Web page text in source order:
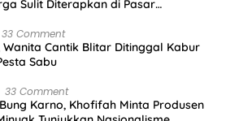
Sulit Diterapkan di Pasar
33 Comment
Wanita Cantik Blitar Ditinggal Kabur
Sabu
33 Comment
Karno, Khofifah Minta Produsen